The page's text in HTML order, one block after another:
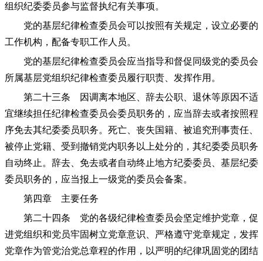
组织纪委委员参与监督执纪有关事项。
党的基层纪律检查委员会可以按照有关规定，设立必要的
工作机构，配备专职工作人员。
党的基层纪律检查委员会应当指导和督促同级党的委员会
所属基层党组织纪律检查委员履行职责、发挥作用。
第二十三条 因调离本地区、辞去公职、退休等原因不适
宜继续担任纪律检查委员会委员职务的，应当辞去或者按照程
序免去其纪委委员职务。死亡、丧失国籍、被追究刑事责任、
被停止党籍、受到撤销党内职务以上处分的，其纪委委员职务
自动终止。辞去、免去或者自动终止地方纪委委员、基层纪委
委员职务的，应当报上一级党的委员会备案。
第四章 主要任务
第二十四条 党的各级纪律检查委员会坚定维护党章，促
进党组织和党员牢固树立党章意识、严格遵守党章规定，发挥
党章作为管党治党总章程的作用，以严明的纪律巩固党的团结